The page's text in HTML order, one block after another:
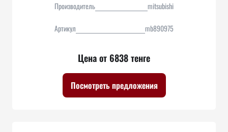
Производитель mitsubishi
Артикул mb890975
Цена от 6838 тенге
Посмотреть предложения